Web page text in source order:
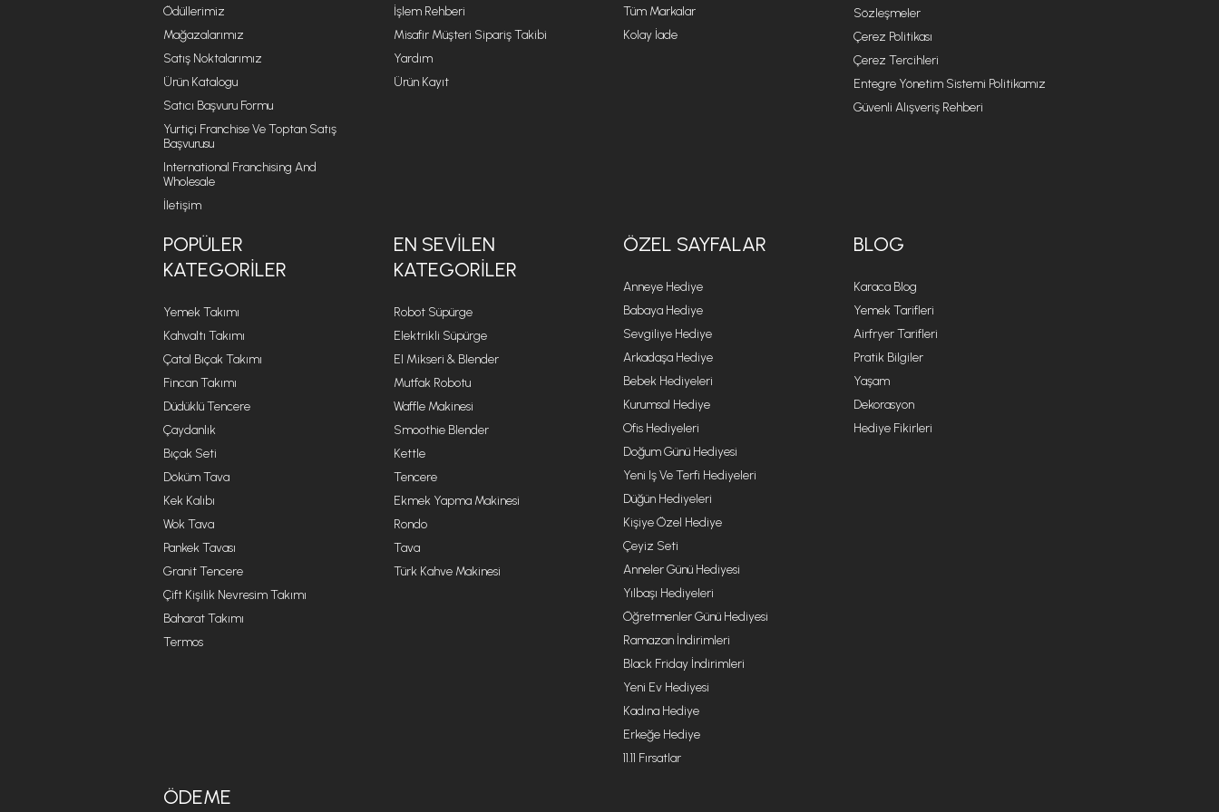
Ödüllerimiz
Mağazalarımız
Satış Noktalarımız
Ürün Katalogu
Satıcı Başvuru Formu
Yurtiçi Franchise Ve Toptan Satış
Başvurusu
International Franchising And
Wholesale
İletişim
İşlem Rehberi
Misafir Müşteri Sipariş Takibi
Yardım
Ürün Kayıt
Tüm Markalar
Kolay İade
Sözleşmeler
Çerez Politikası
Çerez Tercihleri
Entegre Yönetim Sistemi Politikamız
Güvenli Alışveriş Rehberi
POPÜLER
KATEGORILER
Yemek Takımı
Kahvaltı Takımı
Çatal Bıçak Takımı
Fincan Takımı
Düdüklü Tencere
Çaydanlık
Bıçak Seti
Döküm Tava
Kek Kalıbı
Wok Tava
Pankek Tavası
Granit Tencere
Çift Kişilik Nevresim Takımı
Baharat Takımı
Termos
EN SEVILEN
KATEGORILER
Robot Süpürge
Elektrikli Süpürge
El Mikseri & Blender
Mutfak Robotu
Waffle Makinesi
Smoothie Blender
Kettle
Tencere
Ekmek Yapma Makinesi
Rondo
Tava
Türk Kahve Makinesi
ÖZEL SAYFALAR
Anneye Hediye
Babaya Hediye
Sevgiliye Hediye
Arkadaşa Hediye
Bebek Hediyeleri
Kurumsal Hediye
Ofis Hediyeleri
Doğum Günü Hediyesi
Yeni Iş Ve Terfi Hediyeleri
Düğün Hediyeleri
Kişiye Özel Hediye
Çeyiz Seti
Anneler Günü Hediyesi
Yılbaşı Hediyeleri
Öğretmenler Günü Hediyesi
Ramazan İndirimleri
Black Friday İndirimleri
Yeni Ev Hediyesi
Kadına Hediye
Erkeğe Hediye
11.11 Fırsatlar
BLOG
Karaca Blog
Yemek Tarifleri
Airfryer Tarifleri
Pratik Bilgiler
Yaşam
Dekorasyon
Hediye Fikirleri
ÖDEME